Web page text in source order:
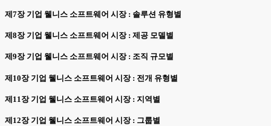
제7장 기업 웰니스 소프트웨어 시장 : 솔루션 유형별
제8장 기업 웰니스 소프트웨어 시장 : 제공 모델별
제9장 기업 웰니스 소프트웨어 시장 : 조직 규모별
제10장 기업 웰니스 소프트웨어 시장 : 전개 유형별
제11장 기업 웰니스 소프트웨어 시장 : 지역별
제12장 기업 웰니스 소프트웨어 시장 : 그룹별